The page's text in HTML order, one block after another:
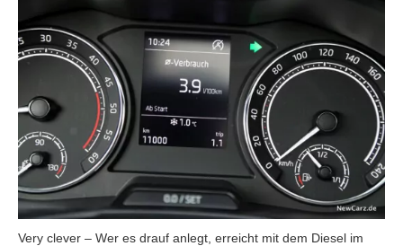
Very clever – Wer es drauf anlegt, erreicht mit dem Diesel im